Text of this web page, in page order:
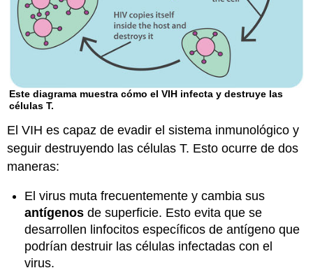
Este diagrama muestra cómo el VIH infecta y destruye las
células T.
El VIH es capaz de evadir el sistema inmunológico y
seguir destruyendo las células T. Esto ocurre de dos
maneras:
El virus muta frecuentemente y cambia sus
antígenos de superficie. Esto evita que se
desarrollen linfocitos específicos de antígeno que
podrían destruir las células infectadas con el
virus.